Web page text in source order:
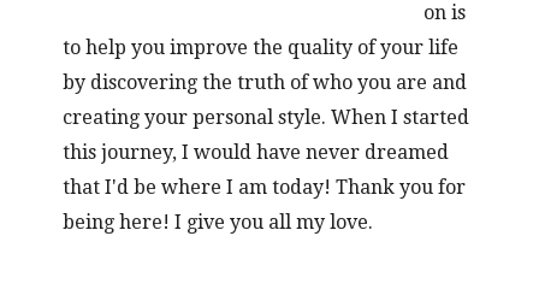
on is
to help you improve the quality of your life
by discovering the truth of who you are and
creating your personal style. When I started
this journey, I would have never dreamed
that I'd be where I am today! Thank you for
being here! I give you all my love.